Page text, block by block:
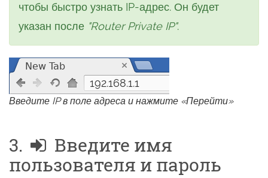
чтобы быстро узнать IP-адрес. Он будет
указан после "Router Private IP".
192.168.1.1
Введите IP в поле адреса и нажмите «Перейти»
3.
Введите имя
пользователя и пароль